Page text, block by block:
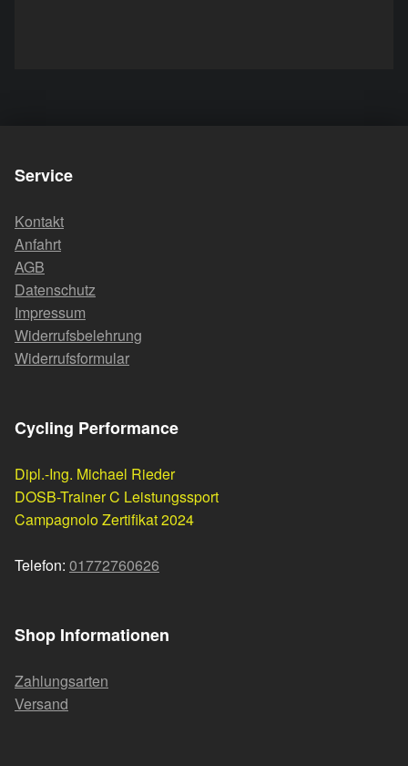
Service
Kontakt
Anfahrt
AGB
Datenschutz
Impressum
Widerrufsbelehrung
Widerrufsformular
Cycling Performance
Dipl.-Ing. Michael Rieder
DOSB-Trainer C Leistungssport
Campagnolo Zertifikat 2024
Telefon: 01772760626
Shop Informationen
Zahlungsarten
Versand